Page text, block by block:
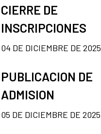
CIERRE DE
INSCRIPCIONES
04 DE DICIEMBRE DE 2025
PUBLICACION DE
ADMISION
05 DE DICIEMBRE DE 2025